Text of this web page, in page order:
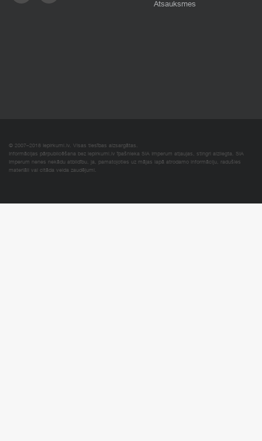
Atsauksmes
© 2007–2018 Iepirkumi.lv. Visas tiesības aizsargātas.
Informācijas pārpublicēšana bez iepirkumi.lv īpašnieka SIA Imperum atļaujas, stingri aizliegta. SIA
Imperum nenes nekādu atbildību, ja, pamatojoties uz mājas lapā atrodamo informāciju, radušies
materiāli vai citāda veida zaudējumi.